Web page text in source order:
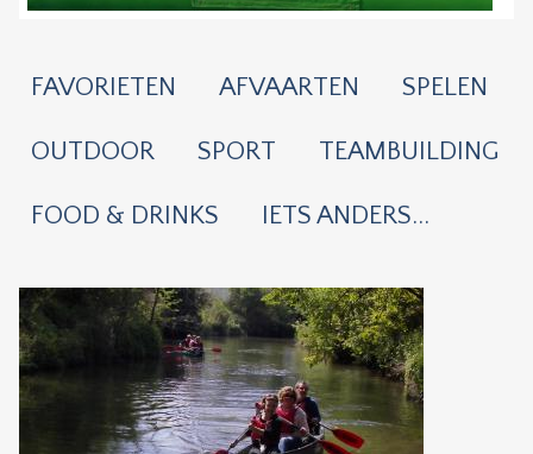
FAVORIETEN AFVAARTEN SPELEN
OUTDOOR SPORT TEAMBUILDING
FOOD & DRINKS IETS ANDERS...